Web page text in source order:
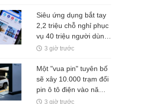
kinh doanh thiên tài
của Medicube?
Siêu ứng dụng bắt tay
2,2 triệu chỗ nghỉ phục
vụ 40 triệu người dùng,
Chủ tịch chấp nhận rủi
trước, trả sau"
3 giờ trước
Một "vua pin" tuyên bố
sẽ xây 10.000 trạm đổi
pin ô tô điện vào năm
2028, phục vụ 1 triệu
3 giờ trước